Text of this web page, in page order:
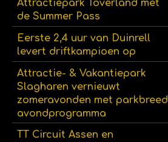
Attractiepark Toverland met
de Summer Pass
Eerste 2,4 uur van Duinrell
levert driftkampioen op
Attractie- & Vakantiepark
Slagharen vernieuwt
zomeravonden met parkbreed
avondprogramma
TT Circuit Assen en